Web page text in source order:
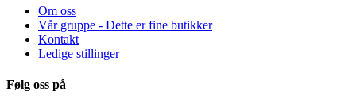
Om oss
Vår gruppe - Dette er fine butikker
Kontakt
Ledige stillinger
Følg oss på